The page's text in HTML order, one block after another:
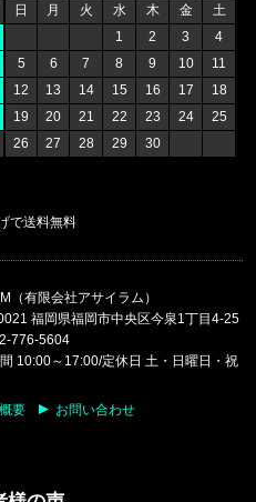
（有限会社アサイラム）
福岡県福岡市中央区今泉1丁目4-25
776-5604
10:00～17:00/定休日 土・日曜日・祝
要
お問い合わせ
日
月 火 水 木 金
土
1
2 3
4
5
6 7 8 9 10
11
12
13 14 15 16 17
18
19
20 21 22 23 24
25
26
27 28 29 30
で送料無料
りがとうございます。
ブンブランド
'47 クリー
りがとうございます。
ライン
りがとうございます。
ライン
TRUNK